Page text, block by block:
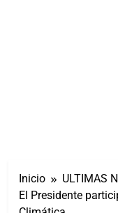
Inicio
ULTIMAS
El Presidente